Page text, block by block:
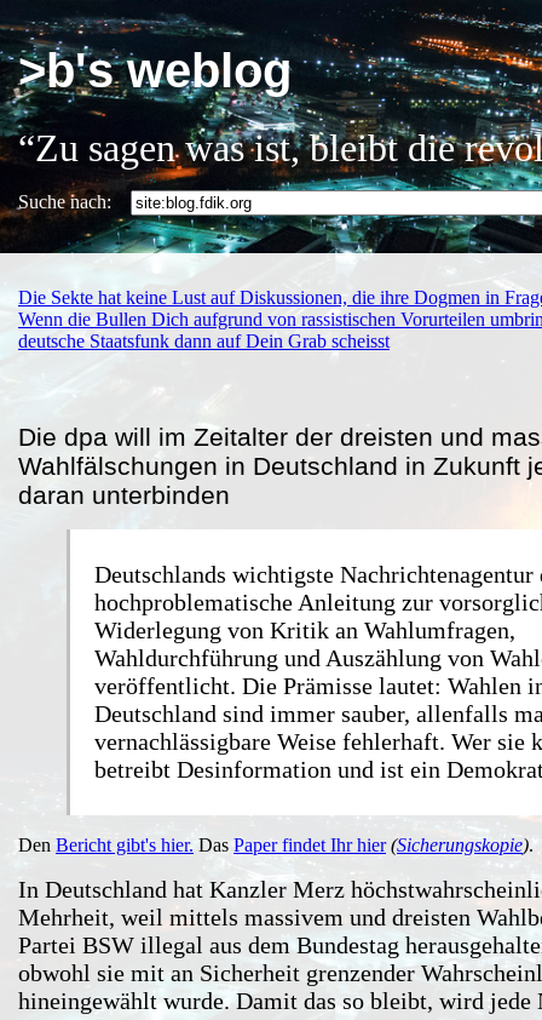
>b's weblog
“Zu sagen was ist, bleibt die
Suche nach:
Die Sekte hat keine Lust auf Diskussionen, die ihre Dogmen in
Wenn die Bullen Dich aufgrund von rassistischen Vorurteilen
deutsche Staatsfunk dann auf Dein Grab scheisst
Die dpa will im Zeitalter der dreisten und
Wahlfälschungen in Deutschland in Zukunft
daran unterbinden
Deutschlands wichtigste Nachrichtenagentur
hochproblematische Anleitung zur
Widerlegung von Kritik an Wahlumfragen,
Wahldurchführung und Auszählung von
veröffentlicht. Die Prämisse lautet: Wahlen
Deutschland sind immer sauber, allenfalls
vernachlässigbare Weise fehlerhaft. Wer sie
betreibt Desinformation und ist ein
Den Bericht gibt's hier. Das Paper findet Ihr hier (Sicherungskopie).
In Deutschland hat Kanzler Merz
Mehrheit, weil mittels massivem und dreisten
Partei BSW illegal aus dem Bundestag
obwohl sie mit an Sicherheit grenzender
hineingewählt wurde. Damit das so bleibt, wird jede